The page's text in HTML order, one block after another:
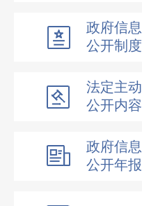
政府信息
公开制度
法定主动
公开内容
政府信息
公开年报